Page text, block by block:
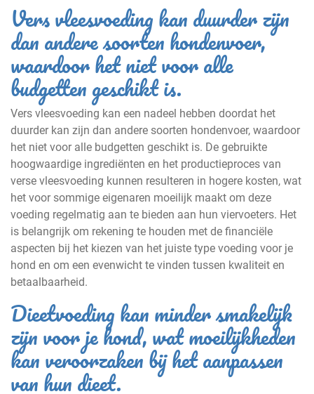
Vers vleesvoeding kan duurder zijn
dan andere soorten hondenvoer,
waardoor het niet voor alle
budgetten geschikt is.
Vers vleesvoeding kan een nadeel hebben doordat het
duurder kan zijn dan andere soorten hondenvoer, waardoor
het niet voor alle budgetten geschikt is. De gebruikte
hoogwaardige ingrediënten en het productieproces van
verse vleesvoeding kunnen resulteren in hogere kosten, wat
het voor sommige eigenaren moeilijk maakt om deze
voeding regelmatig aan te bieden aan hun viervoeters. Het
is belangrijk om rekening te houden met de financiële
aspecten bij het kiezen van het juiste type voeding voor je
hond en om een evenwicht te vinden tussen kwaliteit en
betaalbaarheid.
Dieetvoeding kan minder smakelijk
zijn voor je hond, wat moeilijkheden
kan veroorzaken bij het aanpassen
van hun dieet.